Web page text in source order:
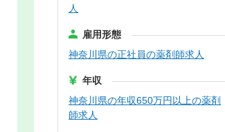
人
雇用形態
神奈川県の正社員の薬剤師求人
年収
神奈川県の年収650万円以上の薬剤
師求人